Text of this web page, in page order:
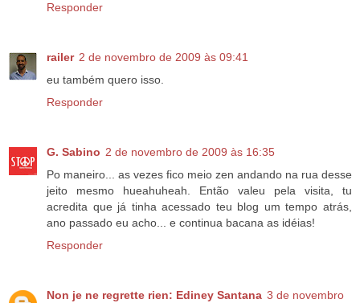
Responder
railer 2 de novembro de 2009 às 09:41
eu também quero isso.
Responder
G. Sabino 2 de novembro de 2009 às 16:35
Po maneiro... as vezes fico meio zen andando na rua desse
jeito mesmo hueahuheah. Então valeu pela visita, tu
acredita que já tinha acessado teu blog um tempo atrás,
ano passado eu acho... e continua bacana as idéias!
Responder
Non je ne regrette rien: Ediney Santana 3 de novembro